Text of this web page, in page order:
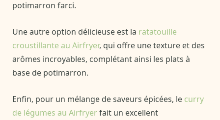
potimarron farci.
Une autre option délicieuse est la ratatouille
croustillante au Airfryer, qui offre une texture et des
arômes incroyables, complétant ainsi les plats à
base de potimarron.
Enfin, pour un mélange de saveurs épicées, le curry
de légumes au Airfryerfait un excellent